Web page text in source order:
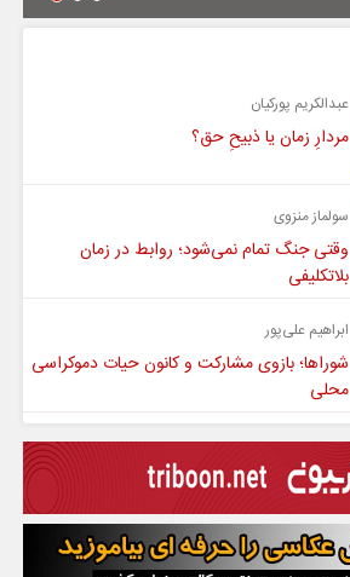
عبدالکریم پورکیان
مردارِ زمان یا ذبیحِ حق؟
سولماز منزوی
وقتی جنگ تمام نمی‌شود؛ روابط در زمان
بلاتکلیفی
ابراهیم علی‌پور
شوراها؛ بازوی مشارکت و کانون حیات دموکراسی
محلی